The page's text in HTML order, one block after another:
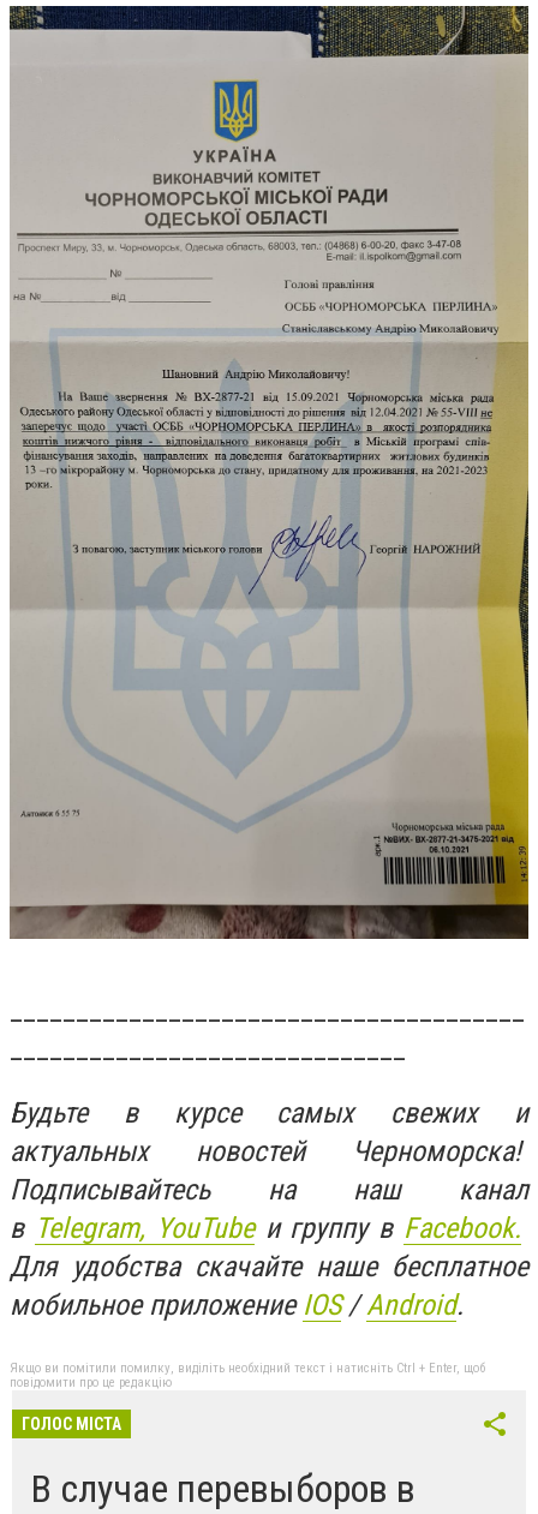
Будьте в курсе самых свежих и
актуальных новостей Черноморска!
Подписывайтесь на наш канал
в Telegram, YouTubeи группу в Facebook.
Для удобства скачайте наше бесплатное
мобильное приложение IOS/Android.
Якщо ви помітили помилку, виділіть необхідний текст і натисніть Ctrl + Enter, щоб
повідомити про це редакцію
ГОЛОС МІСТА
В случае перевыборов в